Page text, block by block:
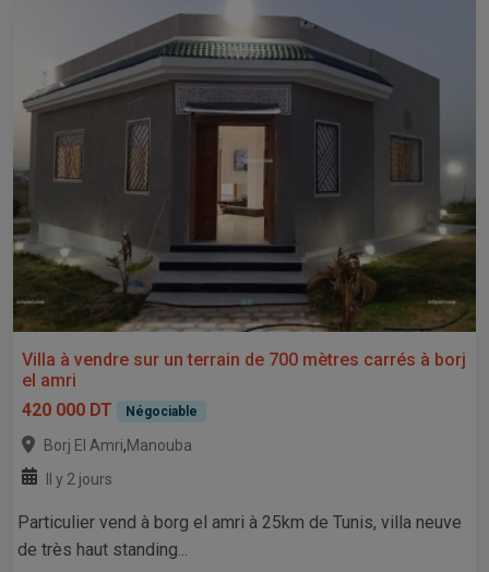
Villa à vendre sur un terrain de 700 mètres carrés à borj
el amri
420 000 DT
Négociable
Borj El Amri,Manouba
Il y 2 jours
Particulier vend à borg el amri à 25km de Tunis, villa neuve
de très haut standing...